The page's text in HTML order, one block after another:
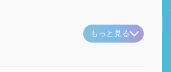
もっと見る